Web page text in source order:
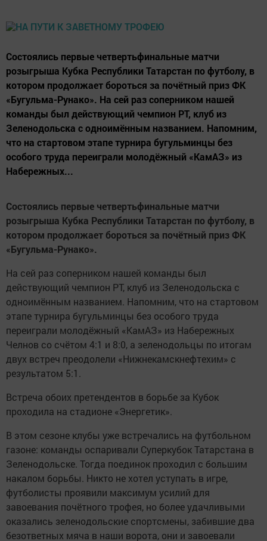
Состоялись первые четвертьфинальные матчи
розыгрыша Кубка Республики Татарстан по футболу, в
котором продолжает бороться за почётный приз ФК
«Бугульма-Рунако». На сей раз соперником нашей
команды был действующий чемпион РТ, клуб из
Зеленодольска с одноимённым названием. Напомним,
что на стартовом этапе турнира бугульминцы без
особого труда переиграли молодёжный «КамАЗ» из
Набережных...
Состоялись первые четвертьфинальные матчи
розыгрыша Кубка Республики Татарстан по футболу, в
котором продолжает бороться за почётный приз ФК
«Бугульма-Рунако».
На сей раз соперником нашей команды был
действующий чемпион РТ, клуб из Зеленодольска с
одноимённым названием. Напомним, что на стартовом
этапе турнира бугульминцы без особого труда
переиграли молодёжный «КамАЗ» из Набережных
Челнов со счётом 4:1 и 8:0, а зеленодольцы по итогам
двух встреч преодолели «Нижнекамскнефтехим» с
результатом 5:1.
Встреча обоих претендентов в борьбе за Кубок
проходила на стадионе «Энергетик».
В этом сезоне клубы уже встречались на футбольном
газоне: команды оспаривали Суперкубок Татарстана в
Зеленодольске. Тогда поединок проходил с большим
накалом борьбы. Никто не хотел уступать в игре,
футболисты проявили максимум усилий для
завоевания почётного трофея, но более удачливыми
оказались зеленодольские спортсмены, забившие два
безответных мяча в наши ворота, они и завоевали